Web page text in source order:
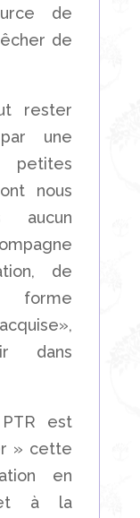
de
de
rester
une
nous
aucun
de
forme
dans
est
» cette
en
à la